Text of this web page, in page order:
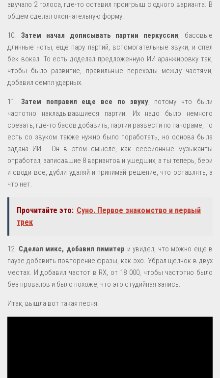
звучало 2 голоса, где-то оставил проигрыш с одного варианта. В
общем сделал окончательную форму.
10. Затем начал дописывать партии перкуссии, басовые
длинные ноты, еще пару партий, вспомогательные звуки, и спел
бек вокал. То есть доделал предложенную ИИ аранжировку так,
чтобы было развитие, правильные переходы между частями,
добавил семпл ударных.
11. Затем поправил еще все по звуку, потому что были
частотно накладывавшиеся партии. Их надо было немного
срезать, где-то басов добавить, партии развести по панораме, то
есть со звуком также нужно было поработать, но основа была
задана ИИ. Он в этом смысле, как сессионные музыканты
отработал, записавшие 8 вариантов и ушедших, а ты теперь, бери
и своди все, дубли удаляй и принимай решение, что оставлять, а
что нет.
Прочитайте это: Суно. Первое знакомство и первый
трек
12. Сделал микс, добавил лимитер и увидел, что можно еще в
паузе добавить повторение фразы, как эхо. Убрал щелчок в двух
местах. И добавил частот в RX, от 18 000, чтобы частотно было
без провалов и было похоже, что это студийная запись.
Итак, вышла вот такая песня.